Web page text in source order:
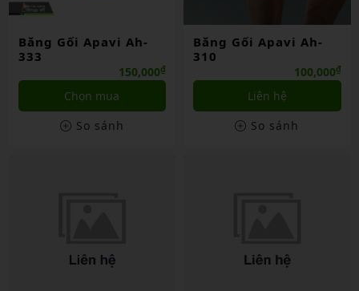
Băng Gối Apavi Ah-
333
150,000₫
Chọn mua
So sánh
Băng Gối Apavi Ah-
310
100,000₫
Liên hệ
So sánh